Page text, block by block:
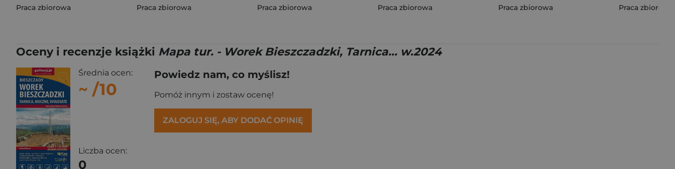
Praca zbiorowa Praca zbiorowa Praca zbiorowa Praca zbiorowa Praca zbiorowa Praca zbiorowa
Oceny i recenzje książki Mapa tur. - Worek Bieszczadzki, Tarnica... w.2024
Średnia ocen:
~ /10
Liczba ocen:
0
Powiedz nam, co myślisz!
Pomóż innym i zostaw ocenę!
ZALOGUJ SIĘ, ABY DODAĆ OPINIĘ